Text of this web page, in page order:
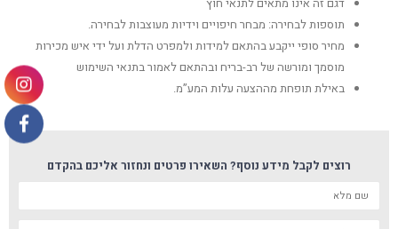
דגם זה אינו מתאים לתנאי חוץ
תוספות לבחירה: מבחר חיפויים וידיות מעוצבות לבחירה.
מחיר סופי ייקבע בהתאם למידות ולמפרט הדלת ועל ידי איש מכירות
מוסמך ומורשה של רב-בריח ובהתאם לאמור בתנאי השימוש
באילת תופחת מההצעה עלות המע”מ.
רוצים לקבל מידע נוסף? השאירו פרטים ונחזור אליכם בהקדם